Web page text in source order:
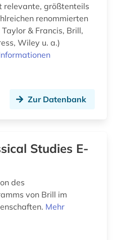
relevante, größtenteils
renommierten
& Francis, Brill,
Wiley u. a.)
Zur Datenbank
Studies E-
des
von Brill im
Mehr